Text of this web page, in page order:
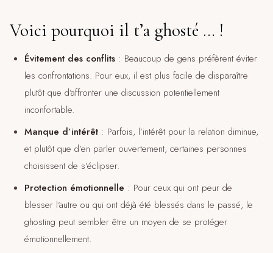
Voici pourquoi il t’a ghosté … !
Évitement des conflits : Beaucoup de gens préfèrent éviter
les confrontations. Pour eux, il est plus facile de disparaître
plutôt que d’affronter une discussion potentiellement
inconfortable.
Manque d’intérêt : Parfois, l’intérêt pour la relation diminue,
et plutôt que d’en parler ouvertement, certaines personnes
choisissent de s’éclipser.
Protection émotionnelle : Pour ceux qui ont peur de
blesser l’autre ou qui ont déjà été blessés dans le passé, le
ghosting peut sembler être un moyen de se protéger
émotionnellement.